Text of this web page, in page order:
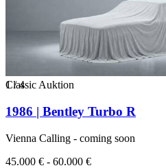
1/4
Classic Auktion
1986 | Bentley Turbo R
Vienna Calling - coming soon
45.000 € - 60.000 €